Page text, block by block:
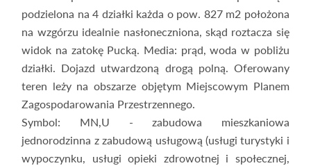
podzielona na 4 działki każda o pow. 827 m2 położona
na wzgórzu idealnie nasłoneczniona, skąd roztacza się
widok na zatokę Pucką. Media: prąd, woda w pobliżu
działki. Dojazd utwardzoną drogą polną. Oferowany
teren leży na obszarze objętym Miejscowym Planem
Zagospodarowania Przestrzennego.
Symbol: MN,U - zabudowa mieszkaniowa
jednorodzinna z zabudową usługową (usługi turystyki i
wypoczynku, usługi opieki zdrowotnej i społecznej,